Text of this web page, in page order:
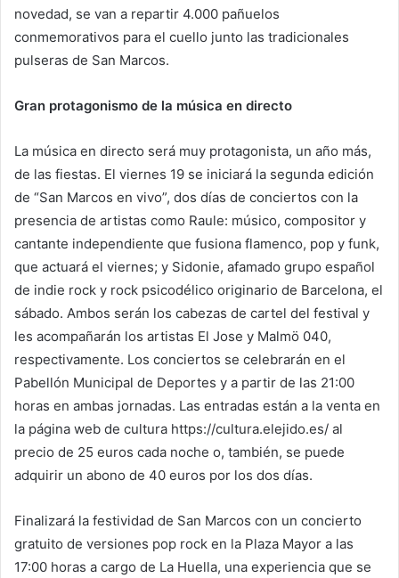
novedad, se van a repartir 4.000 pañuelos
conmemorativos para el cuello junto las tradicionales
pulseras de San Marcos.
Gran protagonismo de la música en directo
La música en directo será muy protagonista, un año más,
de las fiestas. El viernes 19 se iniciará la segunda edición
de “San Marcos en vivo”, dos días de conciertos con la
presencia de artistas como Raule: músico, compositor y
cantante independiente que fusiona flamenco, pop y funk,
que actuará el viernes; y Sidonie, afamado grupo español
de indie rock y rock psicodélico originario de Barcelona, el
sábado. Ambos serán los cabezas de cartel del festival y
les acompañarán los artistas El Jose y Malmö 040,
respectivamente. Los conciertos se celebrarán en el
Pabellón Municipal de Deportes y a partir de las 21:00
horas en ambas jornadas. Las entradas están a la venta en
la página web de cultura https://cultura.elejido.es/ al
precio de 25 euros cada noche o, también, se puede
adquirir un abono de 40 euros por los dos días.
Finalizará la festividad de San Marcos con un concierto
gratuito de versiones pop rock en la Plaza Mayor a las
17:00 horas a cargo de La Huella, una experiencia que se